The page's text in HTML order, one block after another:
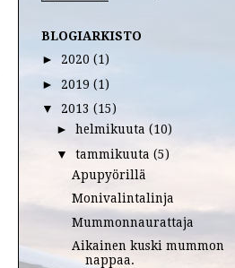
BLOGIARKISTO
► 2020 (1)
► 2019 (1)
▼ 2013 (15)
►helmikuuta(10)
▼tammikuuta(5)
Apupyörillä
Monivalintalinja
Mummonnaurattaja
Aikainen kuski mummon
nappaa.